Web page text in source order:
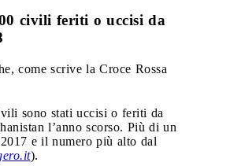
civili feriti o uccisi da
come scrive la Croce Rossa
sono stati uccisi o feriti da
l’anno scorso. Più di un
e il numero più alto dal
).